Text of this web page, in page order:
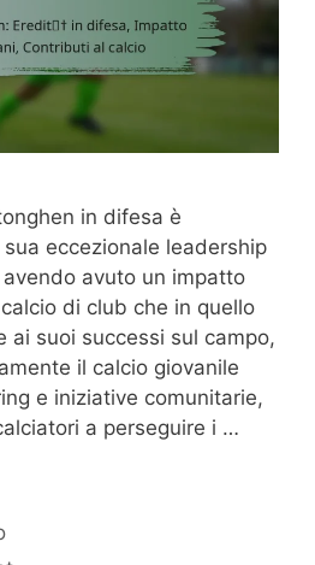
in difesa è
eccezionale leadership
avuto un impatto
di club che in quello
ai suoi successi sul campo,
il calcio giovanile
e iniziative comunitarie,
a perseguire i …